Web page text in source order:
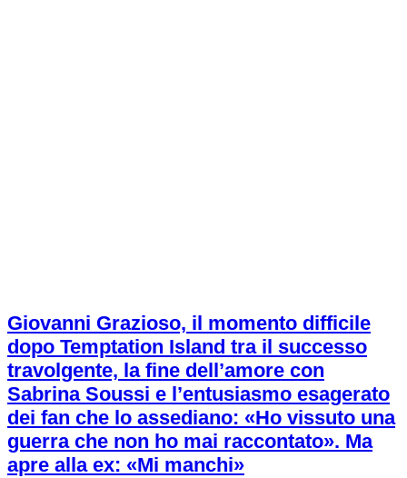
Giovanni Grazioso, il momento difficile
dopo Temptation Island tra il successo
travolgente, la fine dell’amore con
Sabrina Soussi e l’entusiasmo esagerato
dei fan che lo assediano: «Ho vissuto una
guerra che non ho mai raccontato». Ma
apre alla ex: «Mi manchi»